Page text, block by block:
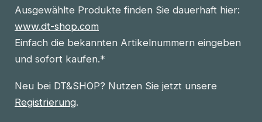
Ausgewählte Produkte finden Sie dauerhaft hier:
www.dt-shop.com
Einfach die bekannten Artikelnummern eingeben
und sofort kaufen.*
Neu bei DT&SHOP? Nutzen Sie jetzt unsere
Registrierung.